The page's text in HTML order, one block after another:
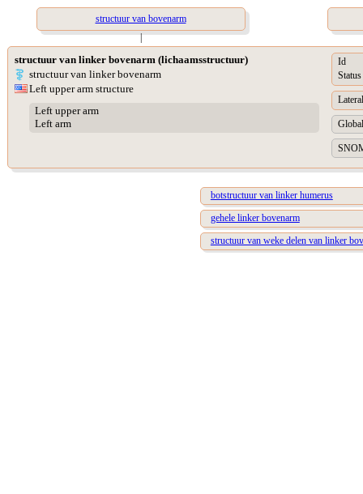
structuur van bovenarm
|
structuur van linker bovenarm (lichaamsstructuur)
structuur van linker bovenarm
Left upper arm structure
Left upper arm
Left arm
Id
Status
botstructuur van linker humerus
gehele linker bovenarm
structuur van weke delen van linker